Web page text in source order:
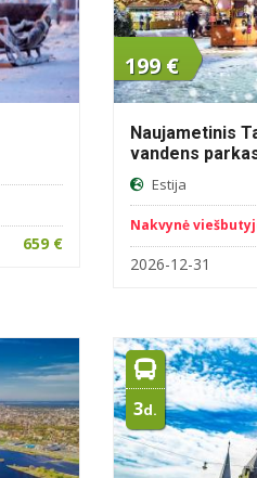
659 €
199 €
Naujametinis
vandens
Estija
Nakvynė
2026-12-31
3d.